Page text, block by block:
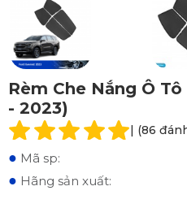
Rèm Che Nắng Ô
- 2023)
| (86
● Mã sp:
● Hãng sản xuất: